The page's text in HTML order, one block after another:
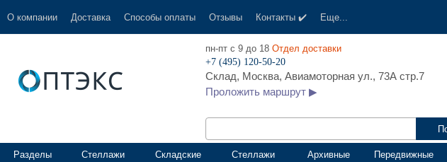
О компании Доставка Способы оплаты Отзывы Контакты ✔️ Еще...
пн-пт с 9 до 18 Отдел доставки
+7 (495) 120-50-20
Склад, Москва, Авиамоторная ул., 73А стр.7
Проложить маршрут ▶
Разделы
Стеллажи
Складские
Стеллажи
Архивные
Передвижные